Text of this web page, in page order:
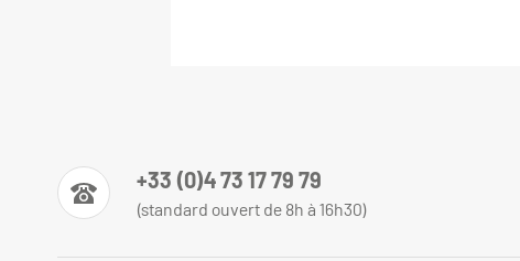
+33 (0)4 73 17 79 79
(standard ouvert de 8h à 16h30)